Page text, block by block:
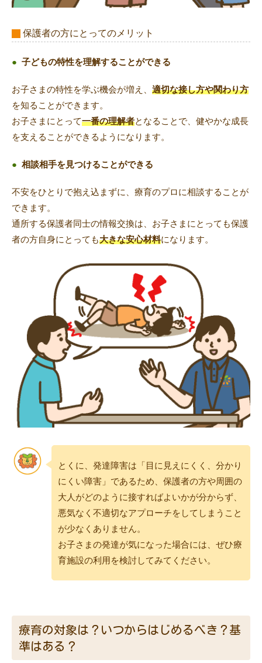
保護者の方にとってのメリット
● 子どもの特性を理解することができる
お子さまの特性を学ぶ機会が増え、 適切な接し方や関わり方
を知ることができます。
お子さまにとって一番の理解者となることで、健やかな成長
を支えることができるようになります。
● 相談相手を見つけることができる
不安をひとりで抱え込まずに、療育のプロに相談することが
できます。
通所する保護者同士の情報交換は、お子さまにとっても保護
者の方自身にとっても大きな安心材料になります。
とくに、発達障害は「目に見えにくく、分かり
にくい障害」であるため、保護者の方や周囲の
大人がどのように接すればよいかが分からず、
悪気なく不適切なアプローチをしてしまうこと
が少なくありません。
お子さまの発達が気になった場合には、ぜひ療
育施設の利用を検討してみてください。
療育の対象は？いつからはじめるべき？基
準はある？